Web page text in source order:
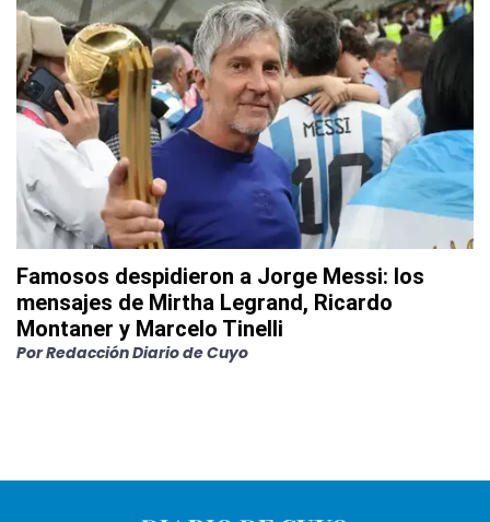
Famosos despidieron a Jorge Messi: los
mensajes de Mirtha Legrand, Ricardo
Montaner y Marcelo Tinelli
PorRedacción Diario de Cuyo